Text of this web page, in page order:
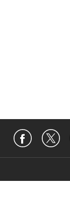
Facebook
X